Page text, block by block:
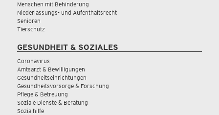
Menschen mit Behinderung
Niederlassungs- und Aufenthaltsrecht
Senioren
Tierschutz
GESUNDHEIT & SOZIALES
Coronavirus
Amtsarzt & Bewilligungen
Gesundheitseinrichtungen
Gesundheitsvorsorge & Forschung
Pflege & Betreuung
Soziale Dienste & Beratung
Sozialhilfe